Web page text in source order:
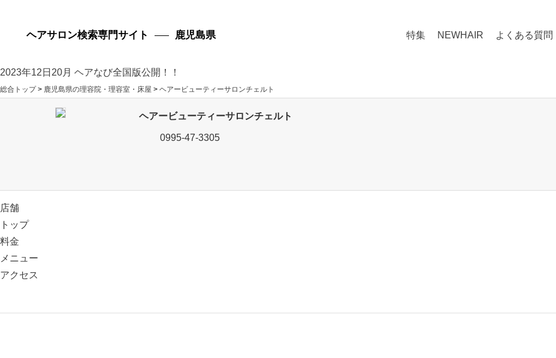
ヘアサロン検索専門サイト 鹿児島県 特集 NEWHAIR よくある質問
2023年12日20月 ヘアなび全国版公開！！
総合トップ> 鹿児島県の理容院・理容室・床屋 > ヘアービューティーサロンチェルト
ヘアービューティーサロンチェルト
0995-47-3305
店舗
トップ
料金
メニュー
アクセス